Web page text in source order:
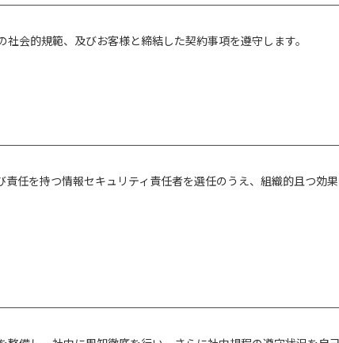
会的規範、及びお客様と締結した契約事項を遵守します。
任を持つ情報セキュリティ責任者を選任のうえ、組織的且つ効